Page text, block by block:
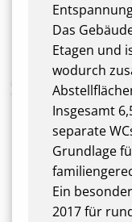
Das
Etagen und
wodurch
Insgesamt
separate
Grundlage
Ein
2017 für